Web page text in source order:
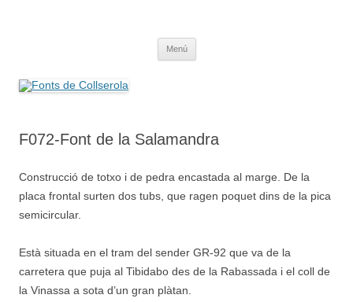
Menú
F072-Font de la Salamandra
Construcció de totxo i de pedra encastada al marge. De la
placa frontal surten dos tubs, que ragen poquet dins de la pica
semicircular.
Està situada en el tram del sender GR-92 que va de la
carretera que puja al Tibidabo des de la Rabassada i el coll de
la Vinassa a sota d’un gran plàtan.